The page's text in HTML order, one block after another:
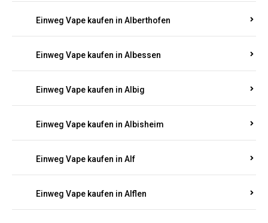
Einweg Vape kaufen in Alberthofen
Einweg Vape kaufen in Albessen
Einweg Vape kaufen in Albig
Einweg Vape kaufen in Albisheim
Einweg Vape kaufen in Alf
Einweg Vape kaufen in Alflen